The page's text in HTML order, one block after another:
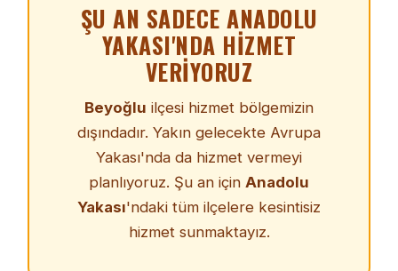
ŞU AN SADECE ANADOLU
YAKASI'NDA HIZMET
VERIYORUZ
Beyoğlu ilçesi hizmet bölgemizin
dışındadır. Yakın gelecekte Avrupa
Yakası'nda da hizmet vermeyi
planlıyoruz. Şu an için Anadolu
Yakası'ndaki tüm ilçelere kesintisiz
hizmet sunmaktayız.